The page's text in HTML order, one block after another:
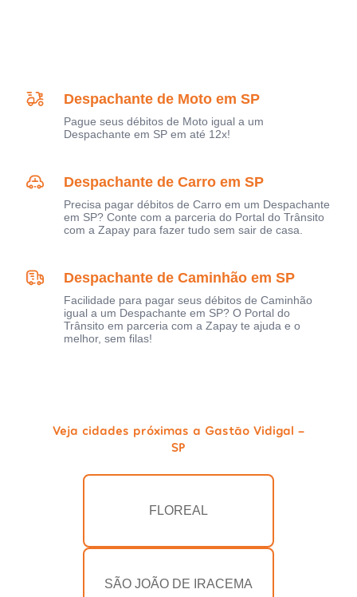
Despachante de Moto em SP
Pague seus débitos de Moto igual a um
Despachante em SP em até 12x!
Despachante de Carro em SP
Precisa pagar débitos de Carro em um Despachante
em SP? Conte com a parceria do Portal do Trânsito
com a Zapay para fazer tudo sem sair de casa.
Despachante de Caminhão em SP
Facilidade para pagar seus débitos de Caminhão
igual a um Despachante em SP? O Portal do
Trânsito em parceria com a Zapay te ajuda e o
melhor, sem filas!
Veja cidades próximas a Gastão Vidigal -
SP
FLOREAL
SÃO JOÃO DE IRACEMA